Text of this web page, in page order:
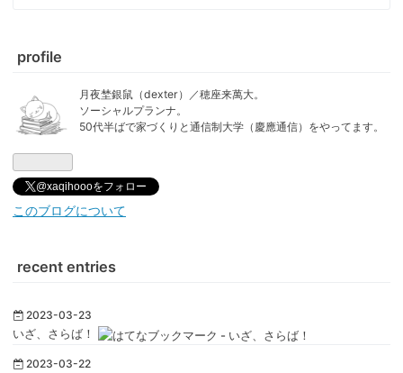
profile
月夜埜銀鼠（dexter）／穂座来萬大。
ソーシャルプランナ。
50代半ばで家づくりと通信制大学（慶應通信）をやってます。
@xaqihoooをフォロー
このブログについて
recent entries
2023-03-23
いざ、さらば！
2023-03-22